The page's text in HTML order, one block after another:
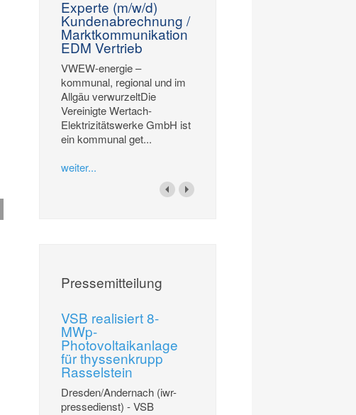
Experte (m/w/d)
Kundenabrechnung /
Marktkommunikation
EDM Vertrieb
VWEW-energie –
kommunal, regional und im
Allgäu verwurzeltDie
Vereinigte Wertach-
Elektrizitätswerke GmbH ist
ein kommunal get...
weiter...
Pressemitteilung
VSB realisiert 8-
MWp-
Photovoltaikanlage
für thyssenkrupp
Rasselstein
Dresden/Andernach (iwr-
pressedienst) - VSB